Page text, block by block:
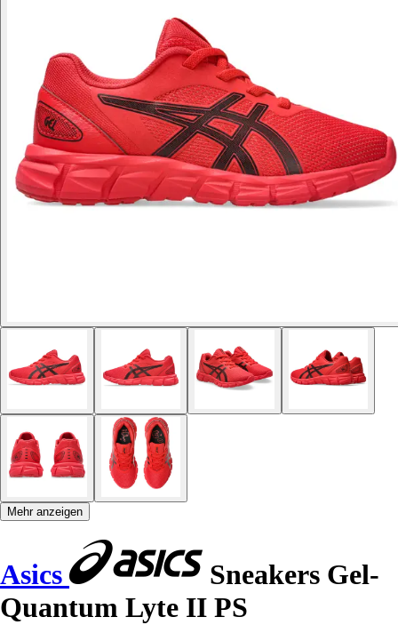
Mehr anzeigen
Asics
Sneakers Gel-
Quantum Lyte II PS